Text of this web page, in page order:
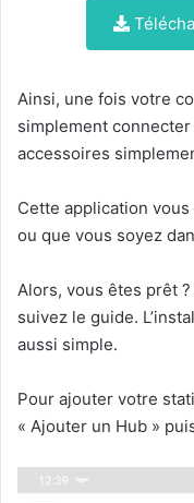
Ainsi, une fois votre
simplement
accessoires
Cette application
ou que vous soyez
Alors, vous êtes prêt
suivez le guide.
aussi simple.
Pour ajouter votre
« Ajouter un Hub »